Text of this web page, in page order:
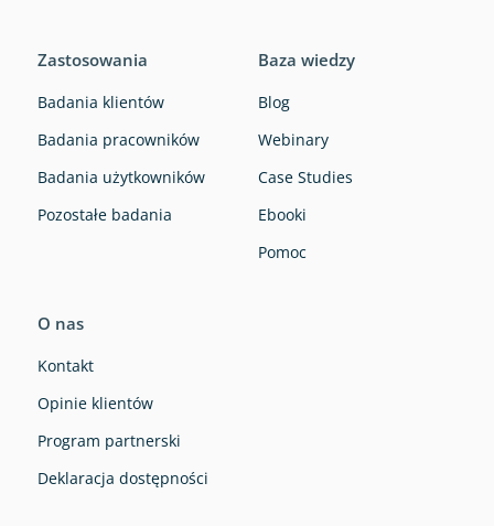
Zastosowania
Badania klientów
Badania pracowników
Badania użytkowników
Pozostałe badania
Baza wiedzy
Blog
Webinary
Case Studies
Ebooki
Pomoc
O nas
Kontakt
Opinie klientów
Program partnerski
Deklaracja dostępności